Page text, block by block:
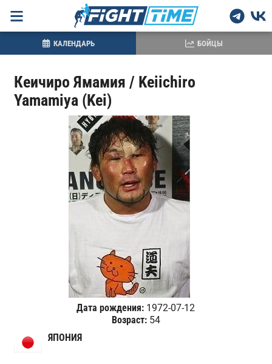
Кеичиро Ямамия / Keiichiro
Yamamiya (Kei)
Дата рождения: 1972-07-12
Возраст:54
ЯПОНИЯ
КАЛЕНДАРЬ БОЙЦЫ